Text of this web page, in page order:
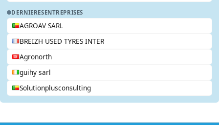
DERNIERESENTREPRISES
AGROAV SARL
BREIZH USED TYRES INTER
Agronorth
guihy sarl
Solutionplusconsulting